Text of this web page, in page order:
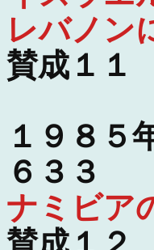
レバノン
賛成１
１９８
６３３
ナミビア